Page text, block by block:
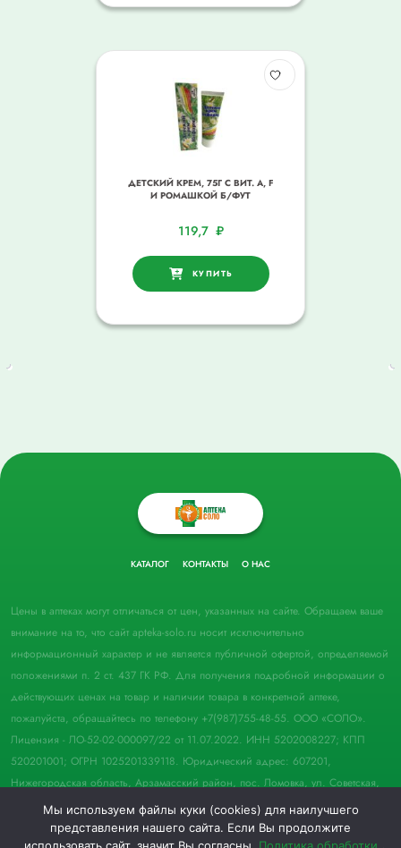
ДЕТСКИЙ КРЕМ, 75Г С ВИТ. А, F
И РОМАШКОЙ Б/ФУТ
119,7 ₽
КУПИТЬ
КАТАЛОГ КОНТАКТЫ О НАС
Цены в аптеках могут отличаться от цен, указанных на сайте. Обращаем ваше
внимание на то, что сайт apteka-solo.ru носит исключительно
информационный характер и не является публичной офертой, определяемой
положениями п. 2 ст. 437 ГК РФ. Для получения подробной информации о
действующих ценах на товар и наличии товара в конкретной аптеке,
пожалуйста, обращайтесь по телефону +7(987)755-48-55. ООО «СОЛО».
Лицензия - ЛО-52-02-000097/22 от 11.07.2022. ИНН 5202008227; КПП
520201001; ОГРН 1025201339118. Юридический адрес: 607201,
Нижегородская область, Арзамасский район, пос. Ломовка, ул. Советская,
д. 33, пом. 21.
© 2022 Аптека "Соло". Все права защищены.
Мы используем файлы куки (cookies) для наилучшего
представления нашего сайта. Если Вы продолжите